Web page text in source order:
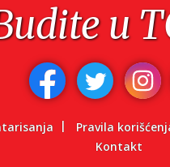
u
Pravila
Kontakt